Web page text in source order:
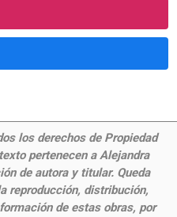
los derechos de Propiedad
pertenecen a Alejandra
de autora y titular. Queda
reproducción, distribución,
de estas obras, por